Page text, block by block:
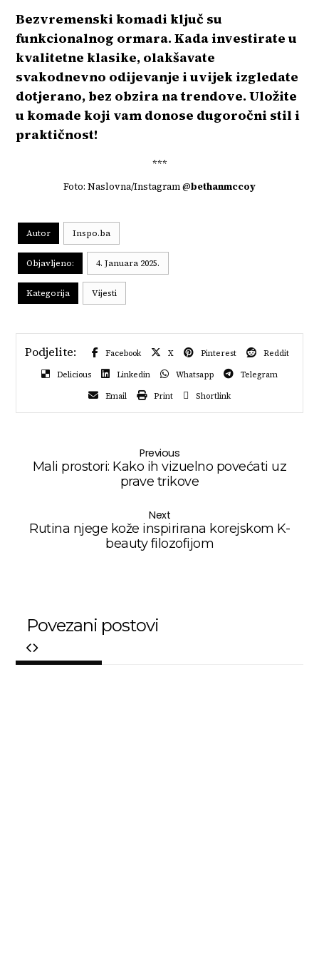
Bezvremenski komadi ključ su
funkcionalnog ormara. Kada investirate u
kvalitetne klasike, olakšavate
svakodnevno odijevanje i uvijek izgledate
dotjerano, bez obzira na trendove. Uložite
u komade koji vam donose dugoročni stil i
praktičnost!
***
Foto: Naslovna/Instagram @bethanmccoy
Autor Inspo.ba
Objavljeno: 4. Januara 2025.
Kategorija Vijesti
Facebook X Pinterest
Reddit
Delicious
Linkedin Whatsapp
Telegram
Email
Print Shortlink
Previous
Mali prostori: Kako ih vizuelno povećati uz
prave trikove
Next
Rutina njege kože inspirirana korejskom K-
beauty filozofijom
Povezani postovi